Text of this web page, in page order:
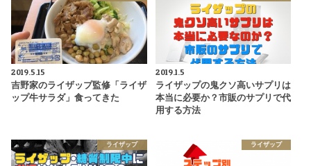
2019.5.15
吉野家のライザップ監修「ライザ
ップ牛サラダ」食ってきた
2019.1.5
ライザップの鬼クソ高いサプリは
本当に必要か？市販のサプリで代
用する方法
ライザップ ライザップ